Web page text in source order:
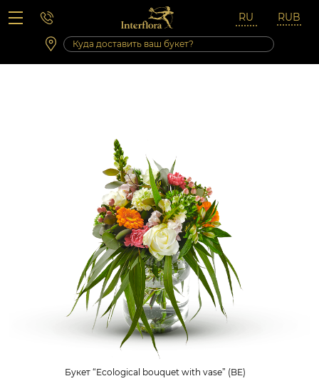
Вопросы-ответы
Сб 10:00 ‐ 14:00
Выходные и праздничные дни
Букет “Ecological bouquet with vase” (BE)